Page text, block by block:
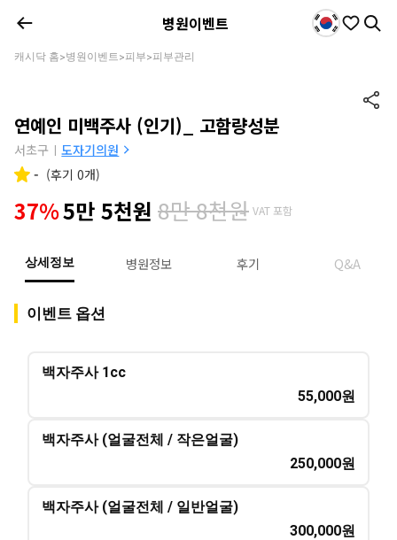
병원이벤트
캐시닥 홈>병원이벤트>피부>피부관리
연예인 미백주사 (인기)_ 고함량성분
서초구 | 도자기의원
- (후기 0개)
37%5만 5천원 8만 8천원 VAT 포함
상세정보 병원정보 후기 Q&A
이벤트 옵션
백자주사 1cc
55,000원
백자주사 (얼굴전체 / 작은얼굴)
250,000원
백자주사 (얼굴전체 / 일반얼굴)
300,000원